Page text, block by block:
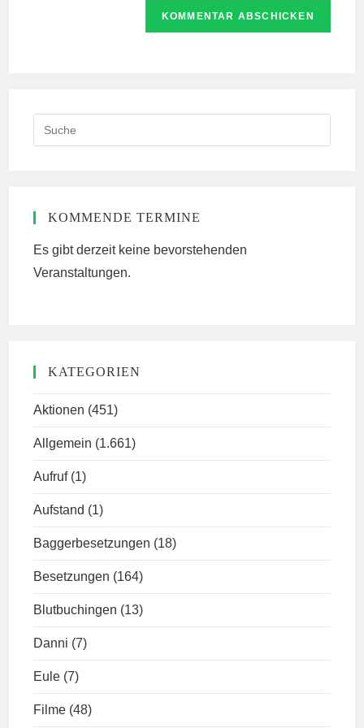
this
KOMMENDE TERMINE
Es gibt derzeit keine bevorstehenden
Veranstaltungen.
KATEGORIEN
Aktionen (451)
Allgemein (1.661)
Aufruf (1)
Aufstand (1)
Baggerbesetzungen (18)
Besetzungen (164)
Blutbuchingen (13)
Danni (7)
Eule (7)
Filme (48)